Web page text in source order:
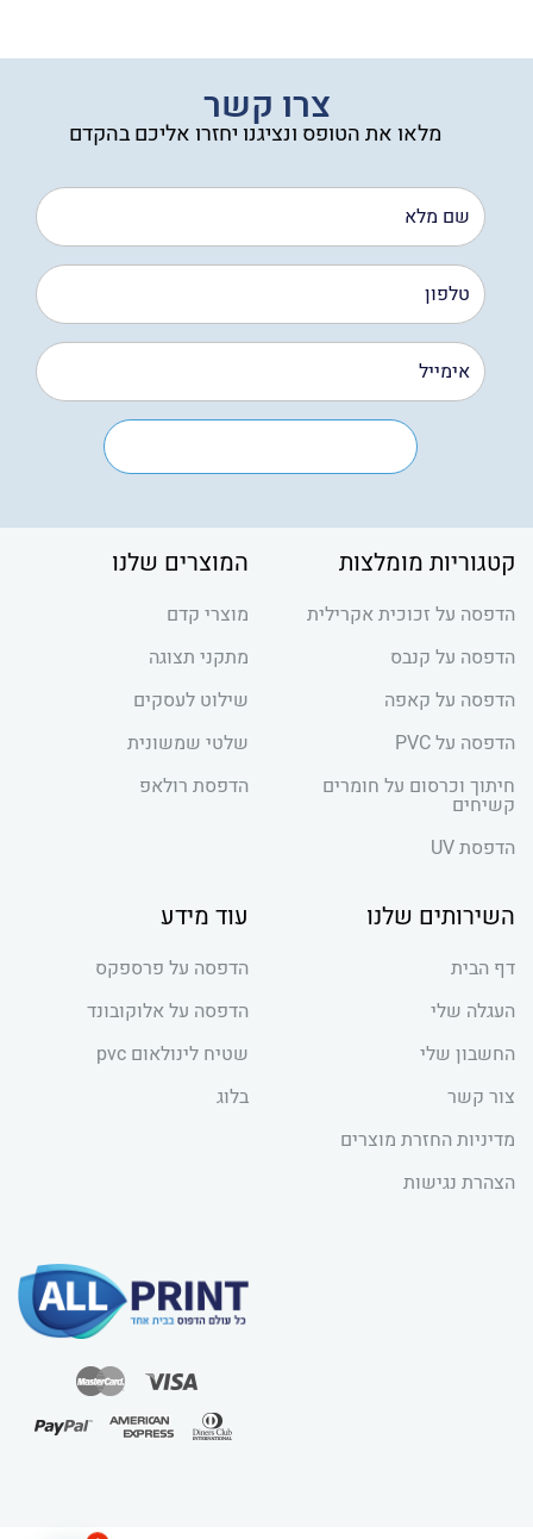
עד
צרו קשר
מלאו את הטופס ונציגנו יחזרו אליכם בהקדם
קטגוריות מומלצות
הדפסה על זכוכית אקרילית
הדפסה על קנבס
הדפסה על קאפה
הדפסה על PVC
חיתוך וכרסום על חומרים
קשיחים
הדפסת UV
המוצרים שלנו
מוצרי קדם
מתקני תצוגה
שילוט לעסקים
שלטי שמשונית
הדפסת רולאפ
השירותים שלנו
דף הבית
העגלה שלי
החשבון שלי
צור קשר
מדיניות החזרת מוצרים
הצהרת נגישות
עוד מידע
הדפסה על פרספקס
הדפסה על אלוקובונד
שטיח לינולאום pvc
בלוג